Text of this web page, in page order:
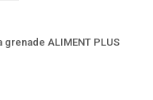
ALIMENT PLUS